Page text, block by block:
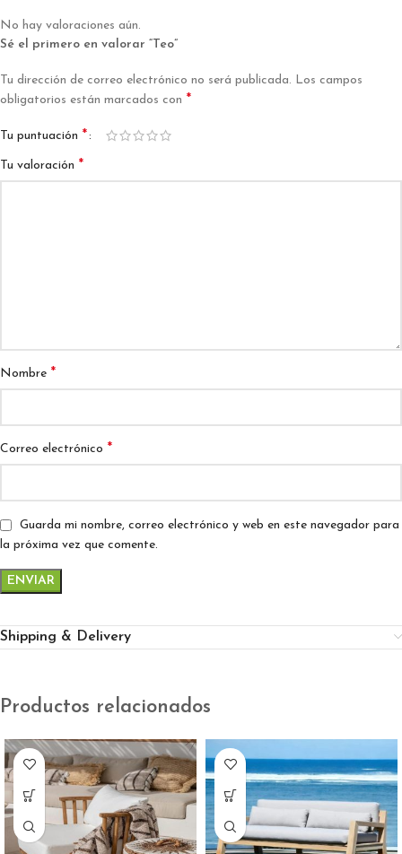
No hay valoraciones aún.
Sé el primero en valorar “Teo”
Tu dirección de correo electrónico no será publicada. Los campos
obligatorios están marcados con *
Tu puntuación *
Tu valoración *
Nombre *
Correo electrónico *
Guarda mi nombre, correo electrónico y web en este navegador para
la próxima vez que comente.
Shipping & Delivery
Productos relacionados